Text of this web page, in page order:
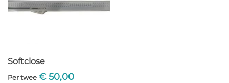
Softclose
Per twee €50,00